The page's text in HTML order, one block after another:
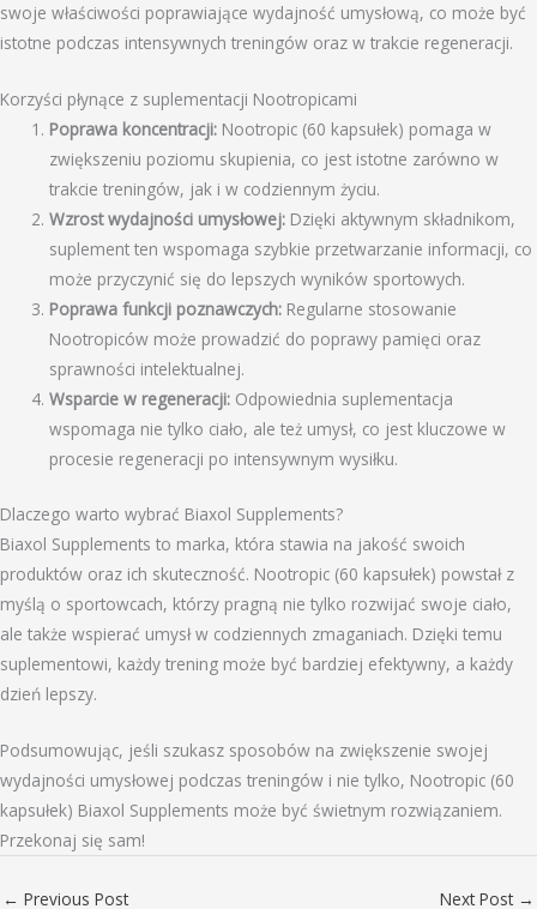
swoje właściwości poprawiające wydajność umysłową, co może być
istotne podczas intensywnych treningów oraz w trakcie regeneracji.
Korzyści płynące z suplementacji Nootropicami
Poprawa koncentracji: Nootropic (60 kapsułek) pomaga w
zwiększeniu poziomu skupienia, co jest istotne zarówno w
trakcie treningów, jak i w codziennym życiu.
Wzrost wydajności umysłowej: Dzięki aktywnym składnikom,
suplement ten wspomaga szybkie przetwarzanie informacji, co
może przyczynić się do lepszych wyników sportowych.
Poprawa funkcji poznawczych: Regularne stosowanie
Nootropiców może prowadzić do poprawy pamięci oraz
sprawności intelektualnej.
Wsparcie w regeneracji: Odpowiednia suplementacja
wspomaga nie tylko ciało, ale też umysł, co jest kluczowe w
procesie regeneracji po intensywnym wysiłku.
Dlaczego warto wybrać Biaxol Supplements?
Biaxol Supplements to marka, która stawia na jakość swoich
produktów oraz ich skuteczność. Nootropic (60 kapsułek) powstał z
myślą o sportowcach, którzy pragną nie tylko rozwijać swoje ciało,
ale także wspierać umysł w codziennych zmaganiach. Dzięki temu
suplementowi, każdy trening może być bardziej efektywny, a każdy
dzień lepszy.
Podsumowując, jeśli szukasz sposobów na zwiększenie swojej
wydajności umysłowej podczas treningów i nie tylko, Nootropic (60
kapsułek) Biaxol Supplements może być świetnym rozwiązaniem.
Przekonaj się sam!
← Previous Post Next Post →